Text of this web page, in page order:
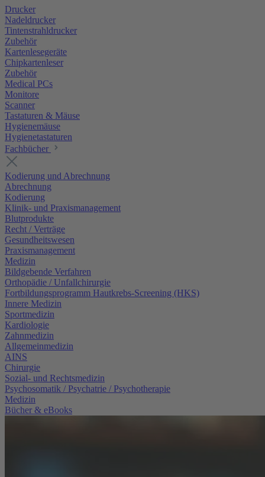
Drucker
Nadeldrucker
Tintenstrahldrucker
Zubehör
Kartenlesegeräte
Chipkartenleser
Zubehör
Medical PCs
Monitore
Scanner
Tastaturen & Mäuse
Hygienemäuse
Hygienetastaturen
Fachbücher
Kodierung und Abrechnung
Abrechnung
Kodierung
Klinik- und Praxismanagement
Blutprodukte
Recht / Verträge
Gesundheitswesen
Praxismanagement
Medizin
Bildgebende Verfahren
Orthopädie / Unfallchirurgie
Fortbildungsprogramm Hautkrebs-Screening (HKS)
Innere Medizin
Sportmedizin
Kardiologie
Zahnmedizin
Allgemeinmedizin
AINS
Chirurgie
Sozial- und Rechtsmedizin
Psychosomatik / Psychatrie / Psychotherapie
Medizin
Bücher & eBooks